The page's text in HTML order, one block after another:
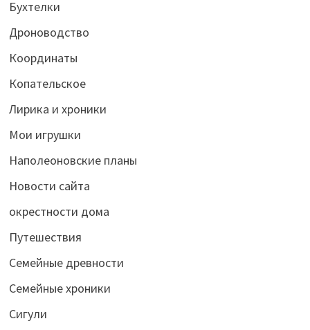
Бухтелки
Дроноводство
Координаты
Копательское
Лирика и хроники
Мои игрушки
Наполеоновские планы
Новости сайта
окрестности дома
Путешествия
Семейные древности
Семейные хроники
Сигули